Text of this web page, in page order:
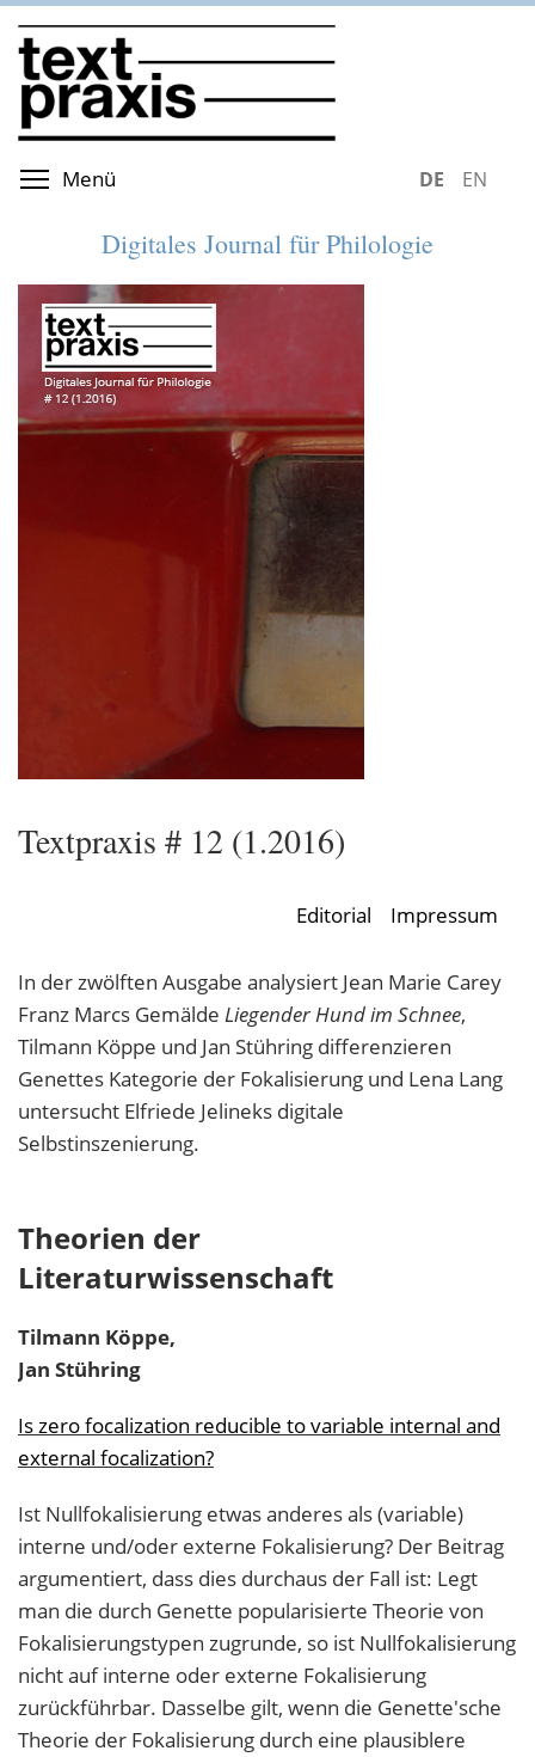
Direkt
zum
Inhalt
Menü Menüsichtbarkeit umschaltenDEUTSCH
Digitales Journal für Philologie
Textpraxis # 12 (1.2016)
Editorial Impressum
In der zwölften Ausgabe analysiert Jean Marie Carey
Franz Marcs Gemälde Liegender Hund im Schnee,
Tilmann Köppe und Jan Stühring differenzieren
Genettes Kategorie der Fokalisierung und Lena Lang
untersucht Elfriede Jelineks digitale
Selbstinszenierung.
Theorien der
Literaturwissenschaft
Tilmann Köppe,
Jan Stühring
Is zero focalization reducible to variable internal and
external focalization?
Ist Nullfokalisierung etwas anderes als (variable)
interne und/oder externe Fokalisierung? Der Beitrag
argumentiert, dass dies durchaus der Fall ist: Legt
man die durch Genette popularisierte Theorie von
Fokalisierungstypen zugrunde, so ist Nullfokalisierung
nicht auf interne oder externe Fokalisierung
zurückführbar. Dasselbe gilt, wenn die Genette'sche
Theorie der Fokalisierung durch eine plausiblere